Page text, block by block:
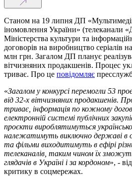
Станом на 19 липня ДП
іномовлення України» (телеканали
Міністерства культури та
договорів на виробництво серіалів
млн грн. Загалом ДП планує
вітчизняних продакшенів. Процес
триває. Про це повідомляє
«Загалом у конкурсі перемогли 53
від 32-х вітчизняних продакшенів.
триває, інформація по кожному
електронній системі публічних
проєкти вироблятимуться
належатимуть виключно державі в
та фільми виходитимуть в ефірі
телеканалів, таким чином їх
глядачів в Україні і за кордоном», -
критику в соцмережах.